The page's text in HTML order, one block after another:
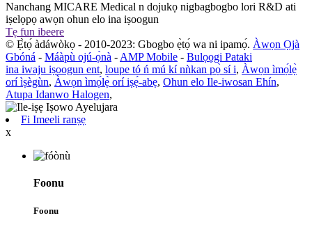
Nanchang MICARE Medical n dojukọ nigbagbogbo lori R&D ati
iṣelọpọ awọn ohun elo ina iṣoogun
Tẹ fun ibeere
© Ẹ̀tọ́ àdáwòkọ - 2010-2023: Gbogbo ẹ̀tọ́ wa ni ipamọ́. Àwọn Ọjà
Gbóná - Máàpù ojú-ọ̀nà - AMP Mobile - Bulọọgi Pataki
ina iwaju iṣoogun ent, loupe tó ń mú kí nǹkan pọ̀ sí i, Àwọn ìmọ́lẹ̀
orí ìṣègùn, Àwọn ìmọ́lẹ̀ orí iṣẹ́-abẹ, Ohun elo Ile-iwosan Ehín,
Atupa Idanwo Halogen,
Fi Imeeli ranṣẹ
x
Foonu
Foonu